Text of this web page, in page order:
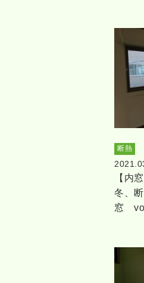
断熱
【内
冬、
窓